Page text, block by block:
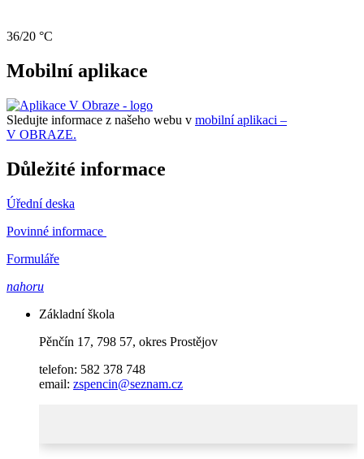
36/20 °C
Mobilní aplikace
Sledujte informace z našeho webu v mobilní aplikaci –
V OBRAZE.
Důležité informace
Úřední deska
Povinné informace
Formuláře
nahoru
Základní škola
Pěnčín 17, 798 57, okres Prostějov
telefon: 582 378 748
email: zspencin@seznam.cz